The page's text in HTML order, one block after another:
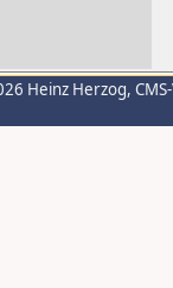
Heinz Herzog,